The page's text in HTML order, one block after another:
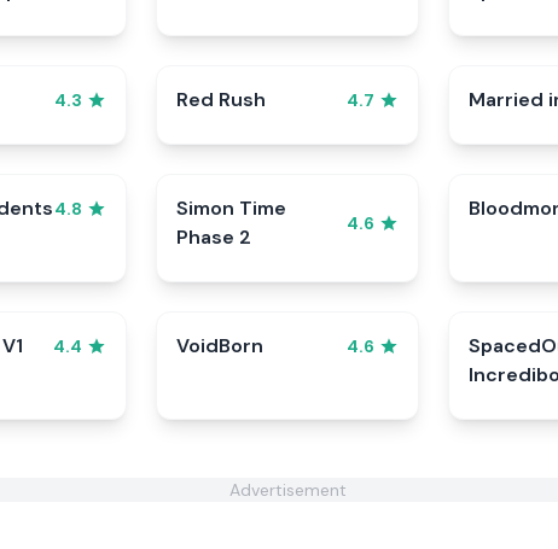
4.3 Red Rush 4.7 Married
4.8
Simon Time
Phase 2
4.6
4.4 VoidBorn 4.6
Advertisement